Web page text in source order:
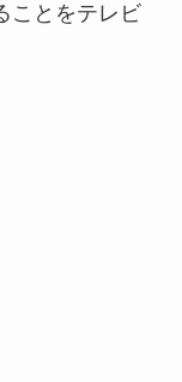
ことをテレビ